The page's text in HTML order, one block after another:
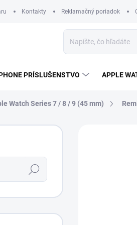
Kontakty Reklamačný poriadok
PRÍSLUŠENSTVO APPLE
Watch Series 7 / 8 / 9 (45 mm)
Hľadať